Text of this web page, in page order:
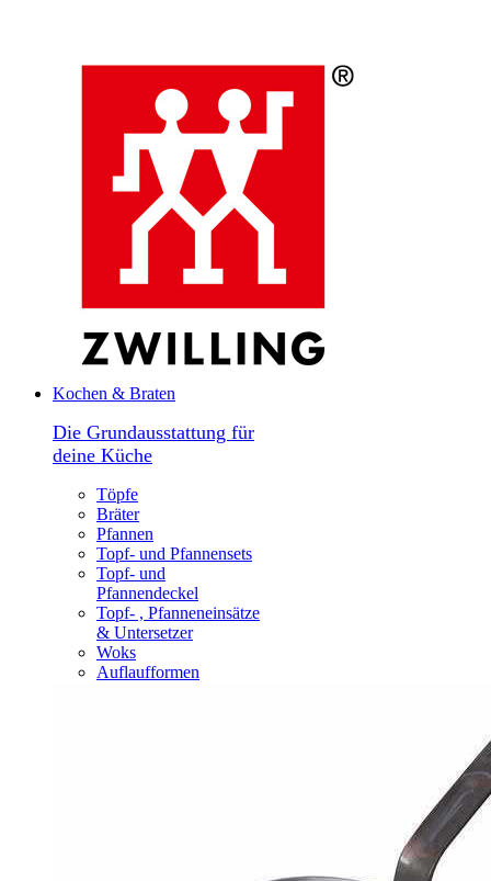
Kochen & Braten
Die Grundausstattung für
deine Küche
Töpfe
Bräter
Pfannen
Topf- und Pfannensets
Topf- und
Pfannendeckel
Topf- , Pfanneneinsätze
& Untersetzer
Woks
Auflaufformen